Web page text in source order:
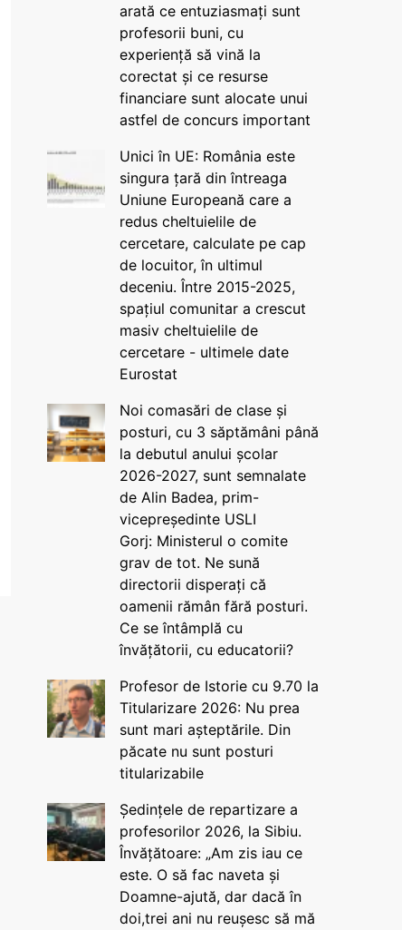
arată ce entuziasmați sunt
profesorii buni, cu
experiență să vină la
corectat și ce resurse
financiare sunt alocate unui
astfel de concurs important
Unici în UE: România este
singura țară din întreaga
Uniune Europeană care a
redus cheltuielile de
cercetare, calculate pe cap
de locuitor, în ultimul
deceniu. Între 2015-2025,
spațiul comunitar a crescut
masiv cheltuielile de
cercetare - ultimele date
Eurostat
Noi comasări de clase și
posturi, cu 3 săptămâni până
la debutul anului școlar
2026-2027, sunt semnalate
de Alin Badea, prim-
vicepreședinte USLI
Gorj: Ministerul o comite
grav de tot. Ne sună
directorii disperați că
oamenii rămân fără posturi.
Ce se întâmplă cu
învățătorii, cu educatorii?
Profesor de Istorie cu 9.70 la
Titularizare 2026: Nu prea
sunt mari așteptările. Din
păcate nu sunt posturi
titularizabile
Ședințele de repartizare a
profesorilor 2026, la Sibiu.
Învățătoare: „Am zis iau ce
este. O să fac naveta și
Doamne-ajută, dar dacă în
doi,trei ani nu reușesc să mă